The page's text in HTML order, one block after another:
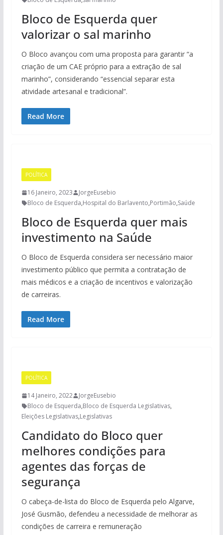
Bloco de Esquerda quer
valorizar o sal marinho
O Bloco avançou com uma proposta para garantir “a
criação de um CAE próprio para a extração de sal
marinho”, considerando “essencial separar esta
atividade artesanal e tradicional”.
Read More
POLÍTICA
16 Janeiro, 2023
JorgeEusebio
Bloco de Esquerda,Hospital do Barlavento,Portimão,Saúde
Bloco de Esquerda quer mais
investimento na Saúde
O Bloco de Esquerda considera ser necessário maior
investimento público que permita a contratação de
mais médicos e a criação de incentivos e valorização
de carreiras.
Read More
POLÍTICA
14 Janeiro, 2022
JorgeEusebio
Bloco de Esquerda,Bloco de Esquerda Legislativas,
Eleições Legislativas,Legislativas
Candidato do Bloco quer
melhores condições para
agentes das forças de
segurança
O cabeça-de-lista do Bloco de Esquerda pelo Algarve,
José Gusmão, defendeu a necessidade de melhorar as
condições de carreira e remuneração